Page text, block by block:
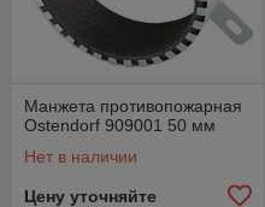
Манжета противопожарная
Ostendorf 909001 50 мм
Нет в наличии
Цену уточняйте